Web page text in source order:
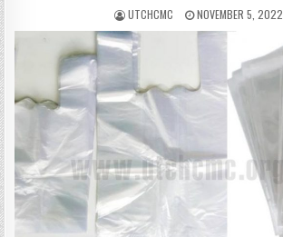
UTCHCMC NOVEMBER 5, 2022